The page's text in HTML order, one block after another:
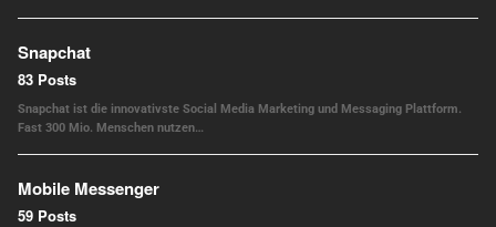
Snapchat
83 Posts
Snapchat ist die innovativste Social Media Marketing und Messaging Plattform.
Fast 300 Mio. Menschen nutzen…
Mobile Messenger
59 Posts